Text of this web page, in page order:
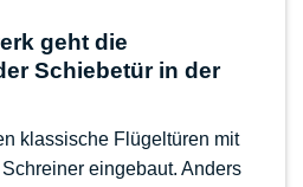
geht die
Schiebetür in der
klassische Flügeltüren mit
eingebaut. Anders